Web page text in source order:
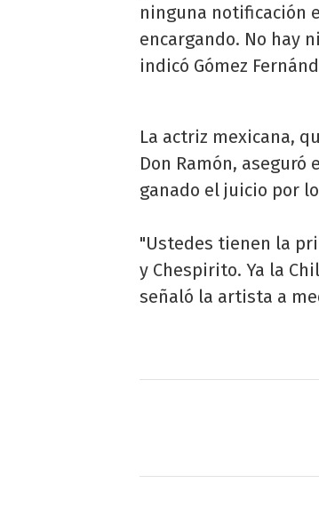
ninguna notificación
encargando. No hay
indicó Gómez
La actriz mexicana,
Don Ramón,
ganado el juicio por
"Ustedes tienen la
y Chespirito. Ya la
señaló la artista a